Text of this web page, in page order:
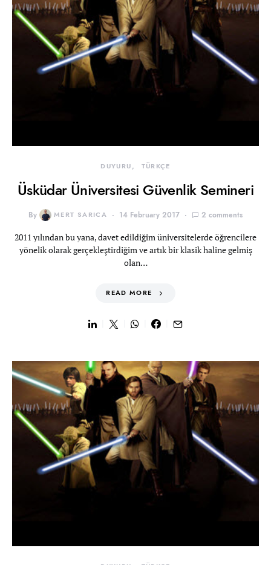
DUYURU TÜRKÇE
Üsküdar Üniversitesi Güvenlik Semineri
By MERT SARICA 14 February 2017 2 comments
2011 yılından bu yana, davet edildiğim üniversitelerde öğrencilere
yönelik olarak gerçekleştirdiğim ve artık bir klasik haline gelmiş
olan…
READ MORE